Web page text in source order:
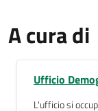
A cura di
Ufficio
L'ufficio si